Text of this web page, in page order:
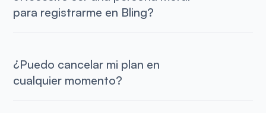
para registrarme en Bling?
¿Puedo cancelar mi plan en
cualquier momento?